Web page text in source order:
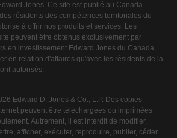
Jones. Ce site est publié au Canada
résidents des compétences territoriales du
à offrir nos produits et services. Les
peuvent être obtenus exclusivement par
en investissement Edward Jones du Canada,
en relation d'affaires qu'avec les résidents de la
autorisés.
Edward D. Jones & Co., L.P. Des copies
peuvent être téléchargées ou imprimées
Autrement, il est interdit de modifier,
afficher, exécuter, reproduire, publier, céder